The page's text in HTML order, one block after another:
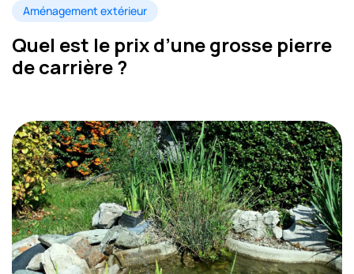
Aménagement extérieur
Quel est le prix d’une grosse pierre
de carrière ?